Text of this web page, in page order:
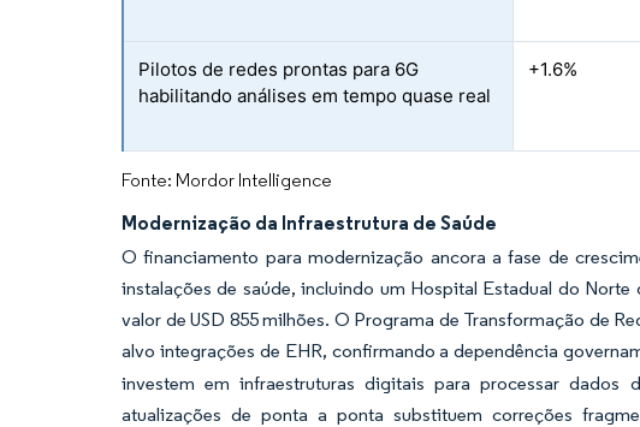
Pilotos de redes prontas para 6G
habilitando análises em tempo quase real
+1.6%
Fonte: Mordor Intelligence
Modernização da Infraestrutura de Saúde
O financiamento para modernização ancora a fase de
instalações de saúde, incluindo um Hospital Estadual do
valor de USD 855 milhões. O Programa de Transformação de
alvo integrações de EHR, confirmando a dependência
investem em infraestruturas digitais para processar dados
atualizações de ponta a ponta substituem correções